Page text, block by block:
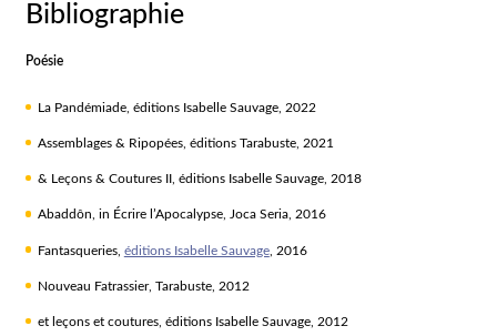
Bibliographie
Poésie
La Pandémiade, éditions Isabelle Sauvage, 2022
Assemblages & Ripopées, éditions Tarabuste, 2021
& Leçons & Coutures II , éditions Isabelle Sauvage, 2018
Abaddôn, in Écrire l’Apocalypse, Joca Seria, 2016
Fantasqueries, éditions Isabelle Sauvage, 2016
Nouveau Fatrassier, Tarabuste, 2012
et leçons et coutures, éditions Isabelle Sauvage, 2012